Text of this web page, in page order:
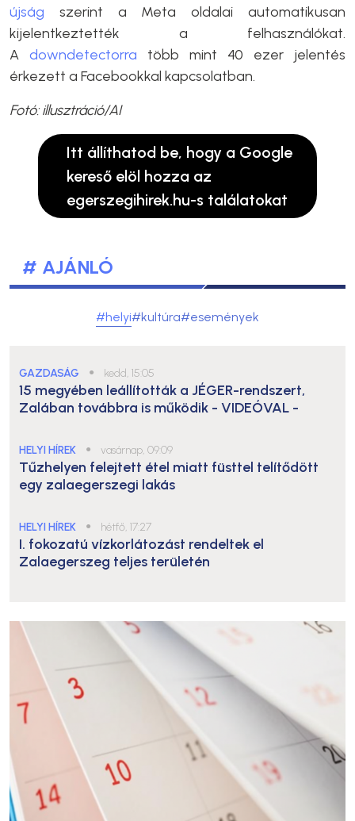
újság szerint a Meta oldalai automatikusan
kijelentkeztették a felhasználókat.
A downdetectorra több mint 40 ezer jelentés
érkezett a Facebookkal kapcsolatban.
Fotó: illusztráció/AI
Itt állíthatod be, hogy a Google
kereső elöl hozza az
egerszegihirek.hu-s találatokat
# AJÁNLÓ
#helyi#kultúra#események
GAZDASÁG ● kedd, 15:05
15 megyében leállították a JÉGER-rendszert,
Zalában továbbra is működik - VIDEÓVAL -
HELYI HÍREK ● vasárnap, 09:09
Tűzhelyen felejtett étel miatt füsttel telítődött
egy zalaegerszegi lakás
HELYI HÍREK ● hétfő, 17:27
I. fokozatú vízkorlátozást rendeltek el
Zalaegerszeg teljes területén